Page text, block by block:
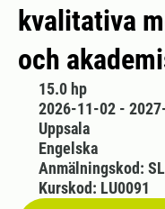
kvalitativa
och
15.0 hp
2026-11-02 -
Uppsala
Engelska
Anmälningskod:
Kurskod: LU0091